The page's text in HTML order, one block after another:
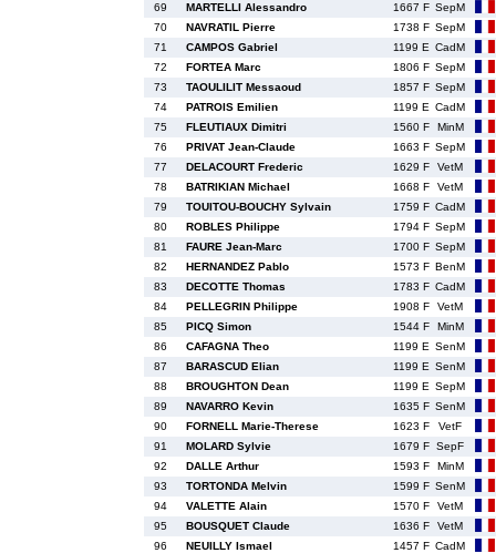
69
MARTELLI Alessandro 1667 F SepM
70
NAVRATIL Pierre 1738 F SepM
71
CAMPOS Gabriel 1199 E CadM
72
FORTEA Marc 1806 F SepM
73
TAOULILIT Messaoud 1857 F SepM
74
PATROIS Emilien 1199 E CadM
75
FLEUTIAUX Dimitri 1560 F
MinM
76
PRIVAT Jean-Claude 1663 F SepM
77
DELACOURT Frederic 1629 F
VetM
78
BATRIKIAN Michael 1668 F
VetM
79
TOUITOU-BOUCHY Sylvain 1759 F CadM
80
ROBLES Philippe 1794 F SepM
81
FAURE Jean-Marc 1700 F SepM
82
HERNANDEZ Pablo 1573 F BenM
83
DECOTTE Thomas 1783 F CadM
84
PELLEGRIN Philippe 1908 F
VetM
85
PICQ Simon 1544 F
MinM
86
CAFAGNA Theo 1199 E SenM
87
BARASCUD Elian 1199 E SenM
88
BROUGHTON Dean 1199 E SepM
89
NAVARRO Kevin 1635 F SenM
90
FORNELL Marie-Therese 1623 F
VetF
91
MOLARD Sylvie 1679 F SepF
92
DALLE Arthur 1593 F
MinM
93
TORTONDA Melvin 1599 F SenM
94
VALETTE Alain 1570 F
VetM
95
BOUSQUET Claude 1636 F
VetM
96
NEUILLY Ismael 1457 F CadM